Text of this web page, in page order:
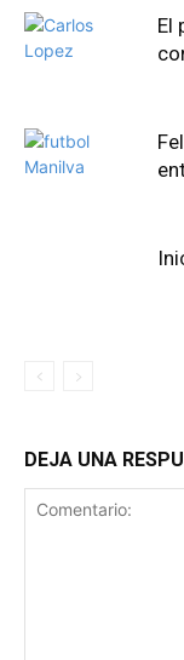
El
DEJA UNA